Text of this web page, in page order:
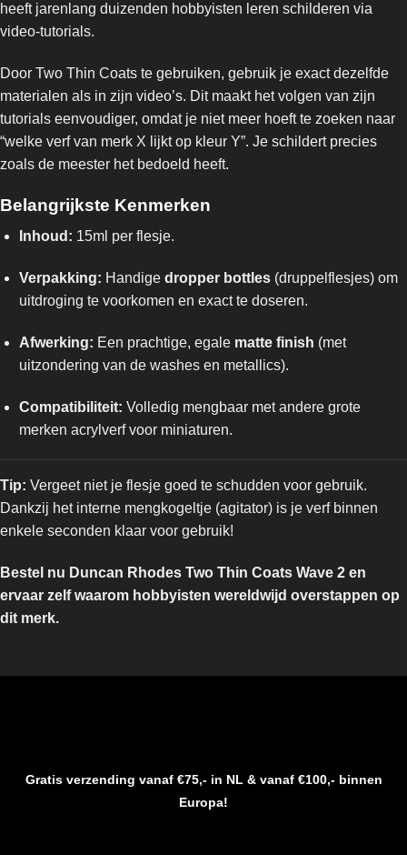
heeft jarenlang duizenden hobbyisten leren schilderen via
video-tutorials.
Door Two Thin Coats te gebruiken, gebruik je exact dezelfde
materialen als in zijn video’s. Dit maakt het volgen van zijn
tutorials eenvoudiger, omdat je niet meer hoeft te zoeken naar
“welke verf van merk X lijkt op kleur Y”. Je schildert precies
zoals de meester het bedoeld heeft.
Belangrijkste Kenmerken
Inhoud: 15ml per flesje.
Verpakking: Handige dropper bottles(druppelflesjes) om
uitdroging te voorkomen en exact te doseren.
Afwerking: Een prachtige, egale matte finish (met
uitzondering van de washes en metallics).
Compatibiliteit: Volledig mengbaar met andere grote
merken acrylverf voor miniaturen.
Tip: Vergeet niet je flesje goed te schudden voor gebruik.
Dankzij het interne mengkogeltje (agitator) is je verf binnen
enkele seconden klaar voor gebruik!
Bestel nu Duncan Rhodes Two Thin Coats Wave 2 en
ervaar zelf waarom hobbyisten wereldwijd overstappen op
dit merk.
Gratis verzending vanaf €75,- in NL & vanaf €100,- binnen
Europa!